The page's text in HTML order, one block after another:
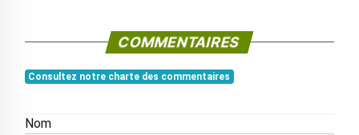
COMMENTAIRES
Consultez notre charte des commentaires
Nom